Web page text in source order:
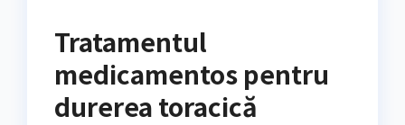
Tratamentul
medicamentos pentru
durerea toracică